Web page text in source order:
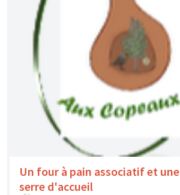
Un four à pain associatif et une
serre d'accueil